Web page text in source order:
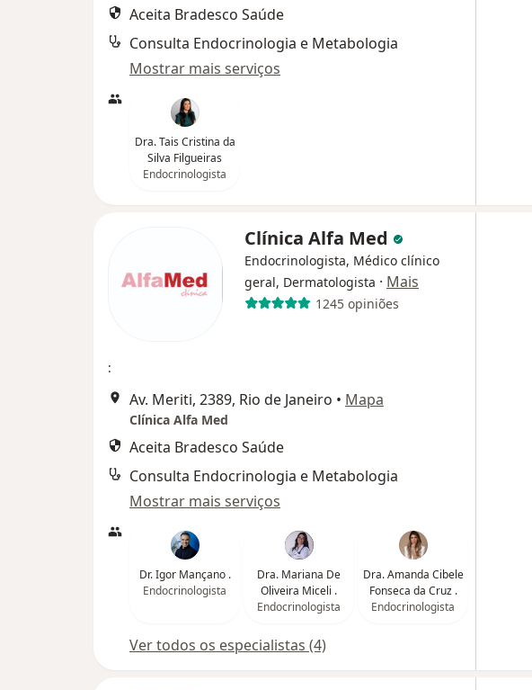
Aceita Bradesco Saúde
Consulta Endocrinologia e Metabologia
Mostrar mais serviços
Dra. Tais Cristina da
Silva Filgueiras
Endocrinologista
Clínica Alfa Med
Endocrinologista, Médico clínico
geral, Dermatologista · Mais
1245 opiniões
:
Av. Meriti, 2389, Rio de Janeiro • Mapa
Clínica Alfa Med
Aceita Bradesco Saúde
Consulta Endocrinologia e Metabologia
Mostrar mais serviços
Dr. Igor Mançano .
Endocrinologista
Dra. Mariana De
Oliveira Miceli .
Endocrinologista
Dra. Amanda Cibele
Fonseca da Cruz .
Endocrinologista
Ver todos os especialistas (4)